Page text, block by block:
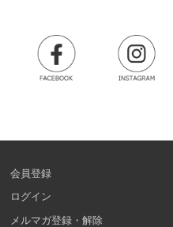
会員登録
ログイン
メルマガ登録・解除